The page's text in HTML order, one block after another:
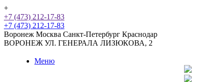
+
+7 (473) 212-17-83
+7 (473) 212-17-83
Воронеж Москва Санкт-Петербург Краснодар
ВОРОНЕЖ УЛ. ГЕНЕРАЛА ЛИЗЮКОВА, 2
Меню